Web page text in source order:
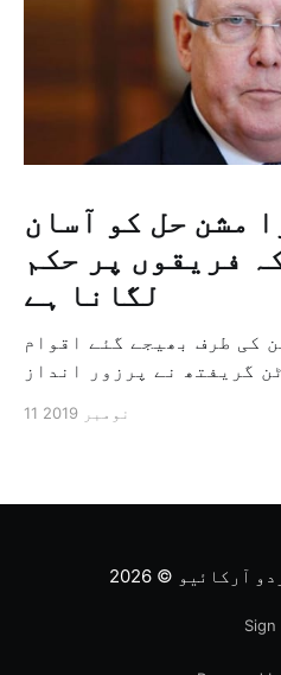
مشن حل کو آسان
فریقوں پر حکم
لگانا ہے
کی طرف بھیجے گئے اقوام
گریفتھ نے پرزور انداز
حدبندی کرنے کے لئے ایک
11 نومبر 2019
آرکائیو © 2026
Sign